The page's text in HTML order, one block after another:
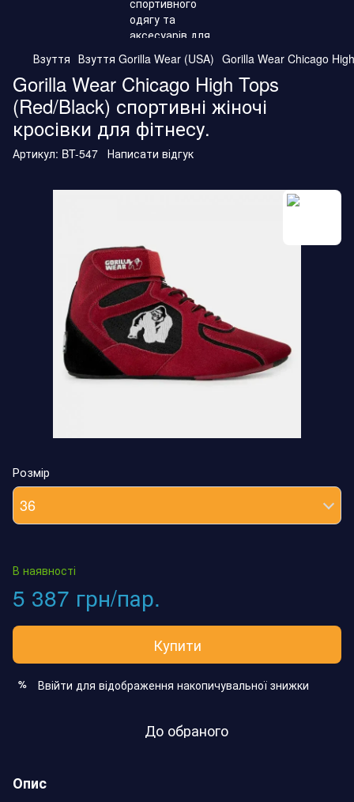
Взуття Взуття Gorilla Wear (USA) Gorilla Wear Chicago
Gorilla Wear Chicago High Tops
(Red/Black) спортивні жіночі
кросівки для фітнесу.
Артикул: BT-547 Написати відгук
Розмір
36
В наявності
5 387 грн/пар.
Купити
% Ввійти для відображення накопичувальної знижки
До обраного
Опис